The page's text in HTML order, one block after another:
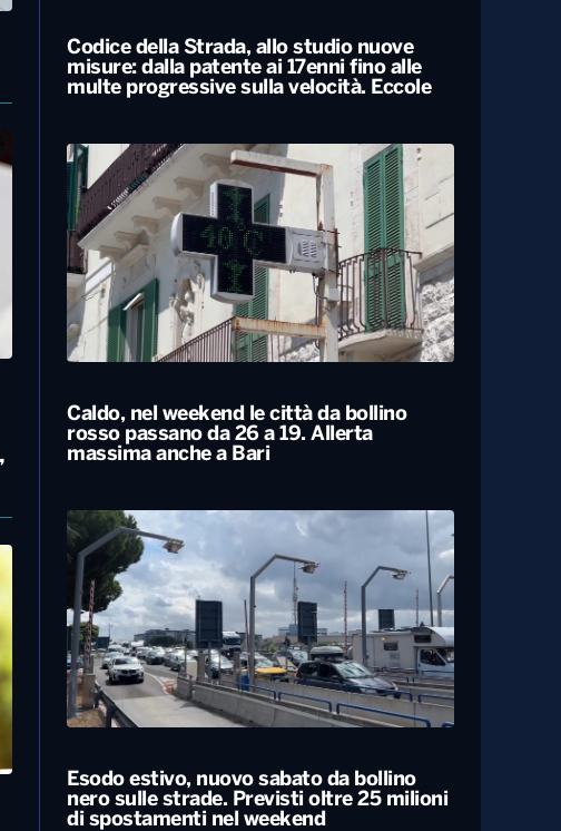
Top News
Codice della Strada, allo studio nuove
Caldo, nel weekend le città da bollino